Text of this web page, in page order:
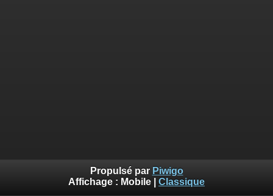
Propulsé par Piwigo
Affichage : Mobile Classique